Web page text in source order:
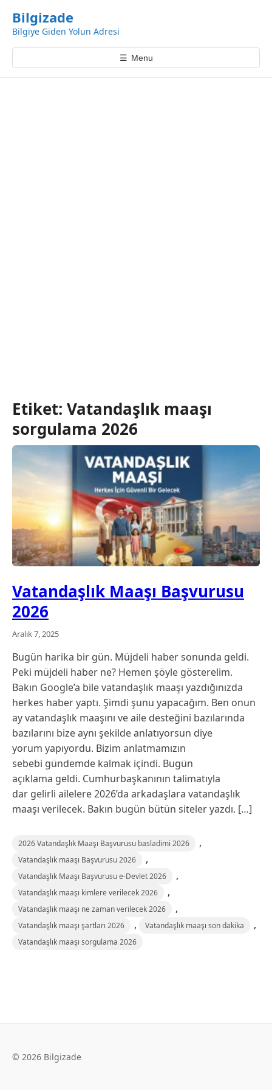
p
t
Bilgizade
Bilgiye Giden Yolun Adresi
☰ Menu
Etiket: Vatandaşlık maaşı
sorgulama 2026
Vatandaşlık Maaşı Başvurusu
2026
Aralık 7, 2025
Bugün harika bir gün. Müjdeli haber sonunda geldi.
Peki müjdeli haber ne? Hemen şöyle gösterelim.
Bakın Google’a bile vatandaşlık maaşı yazdığınızda
herkes haber yaptı. Şimdi şunu yapacağım. Ben onun
ay vatandaşlık maaşını ve aile desteğini bazılarında
bazılarını bize aynı şekilde anlatıyorsun diye
yorum yapıyordu. Bizim anlatmamızın
sebebi gündemde kalmak içindi. Bugün
açıklama geldi. Cumhurbaşkanının talimatıyla
dar gelirli ailelere 2026’da arkadaşlara vatandaşlık
maaşı verilecek. Bakın bugün bütün siteler yazdı. […]
2026 Vatandaşlık Maaşı Başvurusu basladimi 2026 ,
Vatandaşlık maaşı Başvurusu 2026 ,
Vatandaşlık Maaşı Başvurusu e-Devlet 2026 ,
Vatandaşlık maaşı kimlere verilecek 2026 ,
Vatandaşlık maaşı ne zaman verilecek 2026 ,
Vatandaşlık maaşı şartları 2026 , Vatandaşlık maaşı son dakika ,
Vatandaşlık maaşı sorgulama 2026
© 2026 Bilgizade